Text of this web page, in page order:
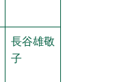
長谷雄敬
子